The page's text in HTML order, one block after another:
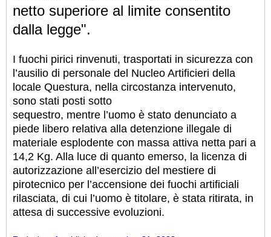
netto superiore al limite consentito
dalla legge".
I fuochi pirici rinvenuti, trasportati in sicurezza con
l’ausilio di personale del Nucleo Artificieri della
locale Questura, nella circostanza intervenuto,
sono stati posti sotto
sequestro, mentre l’uomo è stato denunciato a
piede libero relativa alla detenzione illegale di
materiale esplodente con massa attiva netta pari a
14,2 Kg. Alla luce di quanto emerso, la licenza di
autorizzazione all’esercizio del mestiere di
pirotecnico per l’accensione dei fuochi artificiali
rilasciata, di cui l’uomo è titolare, è stata ritirata, in
attesa di successive evoluzioni.